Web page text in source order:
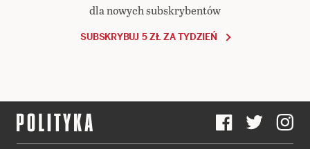
dla nowych subskrybentów
SUBSKRYBUJ 5 ZŁ ZA TYDZIEŃ